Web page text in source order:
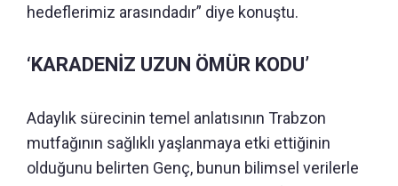
hedeflerimiz arasındadır” diye konuştu.
‘KARADENİZ UZUN ÖMÜR KODU’
Adaylık sürecinin temel anlatısının Trabzon
mutfağının sağlıklı yaşlanmaya etki ettiğinin
olduğunu belirten Genç, bunun bilimsel verilerle